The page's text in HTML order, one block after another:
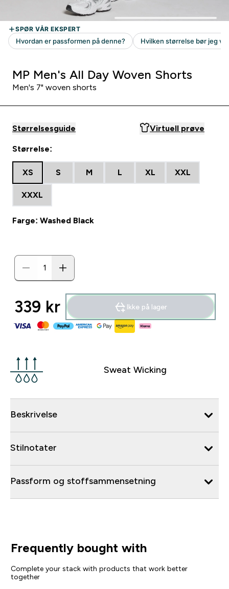
MP Men's All Day Woven Shorts
Men's 7" woven shorts
Størrelsesguide Virtuell prøve
Størrelse:
XS S M L XL XXL
XXXL
Farge: Washed Black
339 kr‎ Ikke på lager
Sweat Wicking
Beskrivelse
Stilnotater
Passform og stoffsammensetning
Frequently bought with
Complete your stack with products that work better
together